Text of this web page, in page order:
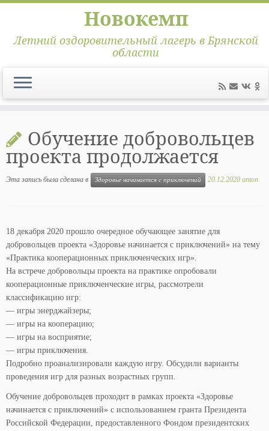
содержимому
Новокемп
Летний оздоровительный лагерь в Брянской
области
Обучение добровольцев
проекта продолжается
Эта запись была сделана в Здоровье начинается с приключений 20.12.2020 anton
18 декабря 2020 прошло очередное обучающее занятие для
добровольцев проекта «Здоровье начинается с приключений» на тему
«Практика кооперационных приключенческих игр».
На встрече добровольцы проекта на практике опробовали
кооперационные приключенческие игры, рассмотрели
классификацию игр:
— игры энерджайзеры;
— игры на кооперацию;
— игры на восприятие;
— игры приключения.
Подробно проанализировали каждую игру. Обсудили варианты
проведения игр для разных возрастных групп.
Обучение добровольцев проходит в рамках проекта «Здоровье
начинается с приключений» с использованием гранта Президента
Российской Федерации, предоставленного Фондом президентских